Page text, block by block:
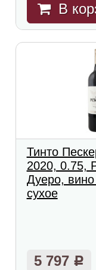
В
Тинто
2020, 0.75,
Дуеро, вино
сухое
5 797 Р